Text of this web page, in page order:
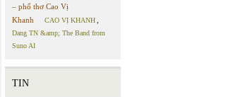
– phổ thơ Cao Vị
Khanh
CAO VỊ KHANH
Dang TN &amp; The Band from
Suno AI
TIN